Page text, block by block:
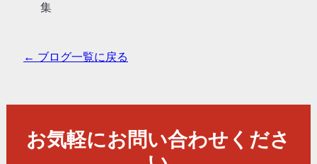
集
← ブログ一覧に戻る
お気軽にお問い合わせくださ